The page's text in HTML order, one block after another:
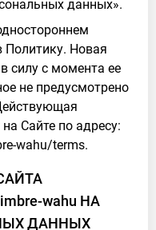
данных».
Политику. Новая
силу с момента ее
не предусмотрено
Сайте по адресу:
wahu/terms.
wahu НА
ДАННЫХ